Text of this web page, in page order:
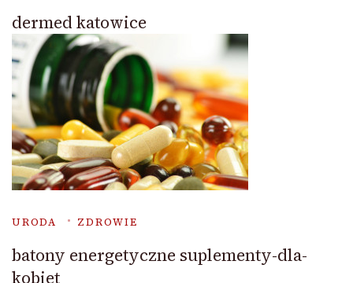
dermed katowice
URODA ZDROWIE
batony energetyczne suplementy-dla-
kobiet